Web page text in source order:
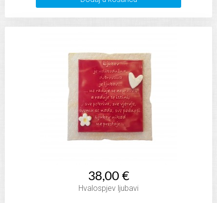
38,00 €
Hvalospjev ljubavi